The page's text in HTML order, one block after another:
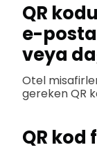
QR
e-
veya
Otel
gereken QR
QR